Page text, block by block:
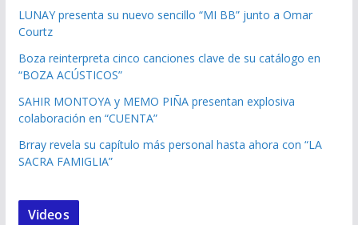
LUNAY presenta su nuevo sencillo “MI BB” junto a Omar
Courtz
Boza reinterpreta cinco canciones clave de su catálogo en
“BOZA ACÚSTICOS”
SAHIR MONTOYA y MEMO PIÑA presentan explosiva
colaboración en “CUENTA”
Brray revela su capítulo más personal hasta ahora con “LA
SACRA FAMIGLIA”
Videos